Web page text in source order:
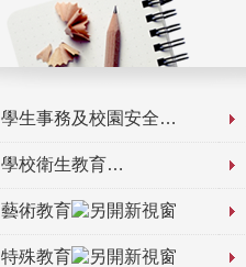
學生事務及校園安全
學校衛生教育
藝術教育
特殊教育